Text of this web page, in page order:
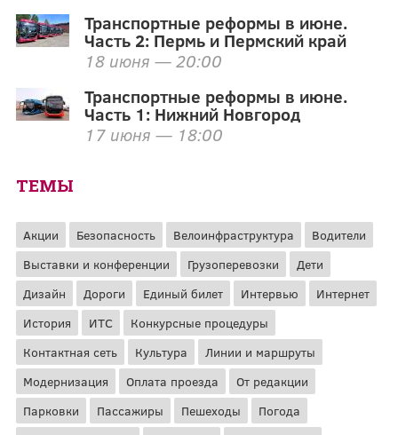
Транспортные реформы в июне.
Часть 2: Пермь и Пермский край
18 июня — 20:00
Транспортные реформы в июне.
Часть 1: Нижний Новгород
17 июня — 18:00
ТЕМЫ
Акции Безопасность Велоинфраструктура
Водители
Выставки и конференции
Грузоперевозки
Дети
Дизайн
Дороги Единый билет Интервью
Интернет
История
ИТС
Конкурсные процедуры
Контактная сеть
Культура
Линии и маршруты
Модернизация
Оплата проезда
От редакции
Парковки
Пассажиры Пешеходы
Погода